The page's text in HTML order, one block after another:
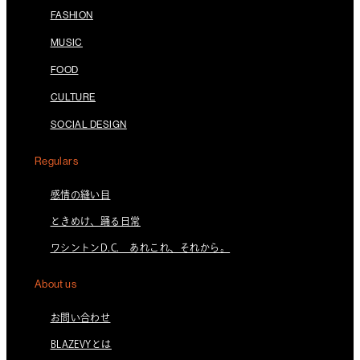
FASHION
MUSIC
FOOD
CULTURE
SOCIAL DESIGN
Regulars
感情の縫い目
ときめけ、踊る日常
ワシントンD.C. あれこれ、それから。
About us
お問い合わせ
BLAZEVYとは